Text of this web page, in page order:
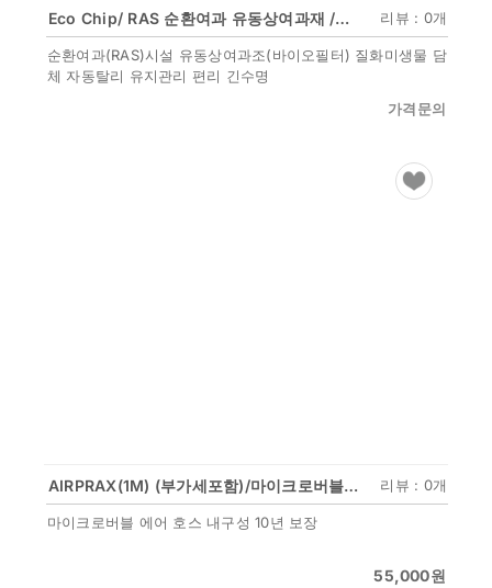
Eco Chip/ RAS 순환여과 유동상여과재 /암모니아 아질산 질화박테리아 담체 리뷰 : 0개
순환여과(RAS)시설 유동상여과조(바이오필터) 질화미생물 담
체 자동탈리 유지관리 편리 긴수명
가격문의
AIRPRAX(1M) (부가세포함)/마이크로버블 에어호스 긴 수명 리뷰 : 0개
마이크로버블 에어 호스 내구성 10년 보장
55,000원